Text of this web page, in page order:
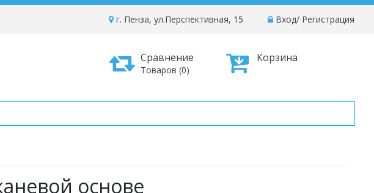
Вход/ Регистрация
г. Пенза, ул.Перспективная, 15
Корзина
Сравнение
Товаров (0)
основе